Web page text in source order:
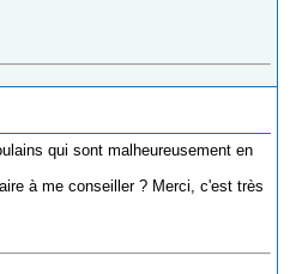
qui sont malheureusement en
à me conseiller ? Merci, c'est très